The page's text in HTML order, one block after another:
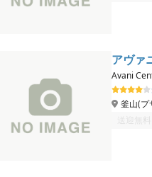
アヴァ
Avani
釜山(プ
送迎無料